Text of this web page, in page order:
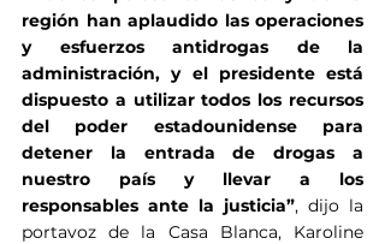
región han aplaudido las operaciones
y esfuerzos antidrogas de la
administración, y el presidente está
dispuesto a utilizar todos los recursos
del poder estadounidense para
detener la entrada de drogas a
nuestro país y llevar a los
responsables ante la justicia”, dijo la
portavoz de la Casa Blanca, Karoline